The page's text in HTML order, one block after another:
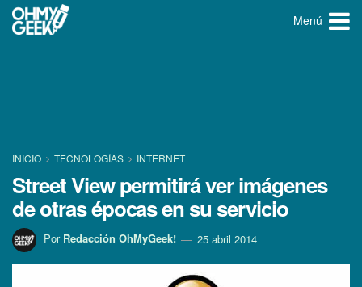
Menú
INICIO TECNOLOGÍ­AS INTERNET
Street View permitirá ver imágenes
de otras épocas en su servicio
Por Redacción OhMyGeek! 25 abril 2014